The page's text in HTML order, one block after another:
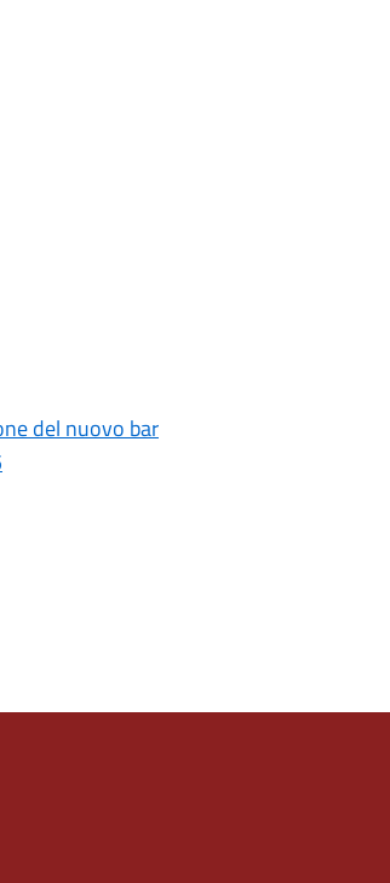
del nuovo bar